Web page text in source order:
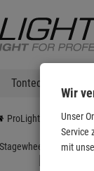
Tontechnik
ProLighting
Wir
Unser
Service
mit